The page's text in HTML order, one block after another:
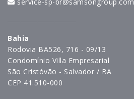
Bahia
Rodovia BA526, 716 - 09/13
Condomínio Villa Empresarial
São Cristóvão - Salvador / BA
CEP 41.510-000